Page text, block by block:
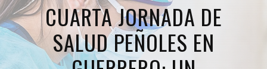
CUARTA JORNADA DE
SALUD PEÑOLES EN